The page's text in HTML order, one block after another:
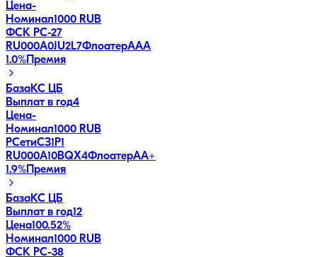
Цена-
Номинал1000 RUB
ФСК РС-27
RU000A0JU2L7ФлоатерAAA
1.0%Премия
БазаКС ЦБ
Выплат в год4
Цена-
Номинал1000 RUB
РСетиСЗ1Р1
RU000A10BQX4ФлоатерAA+
1.9%Премия
БазаКС ЦБ
Выплат в год12
Цена100.52%
Номинал1000 RUB
ФСК РС-38